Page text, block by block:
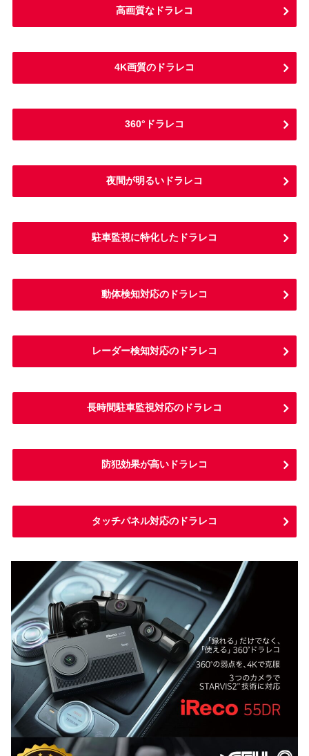
高画質なドラレコ
4K画質のドラレコ
360°ドラレコ
夜間が明るいドラレコ
駐車監視に特化したドラレコ
動体検知対応のドラレコ
レーダー検知対応のドラレコ
長時間駐車監視対応のドラレコ
防犯効果が高いドラレコ
タッチパネル対応のドラレコ